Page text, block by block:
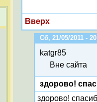
Вверх
Сб, 21/05/2011 -
katgr85
Вне сайта
здорово!
здорово!